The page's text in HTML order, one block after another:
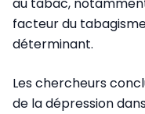
au tabac,
facteur du
déterminant.
Les chercheurs
de la dépression